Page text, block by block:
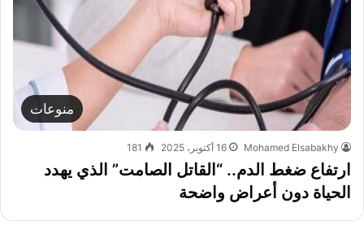
منوعات
Mohamed Elsabakhy 16 أكتوبر، 2025 181
ارتفاع ضغط الدم.. “القاتل الصامت” الذي يهدد
الحياة دون أعراض واضحة